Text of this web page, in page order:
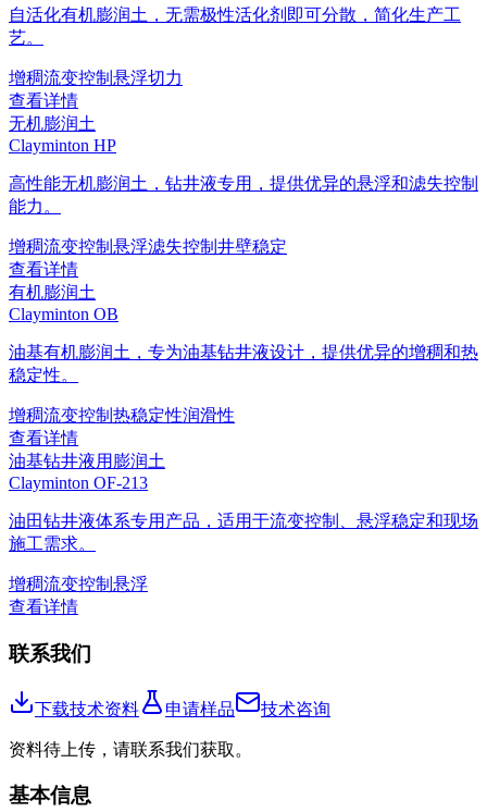
自活化有机膨润土，无需极性活化剂即可分散，简化生产工
艺。
增稠流变控制 悬浮切力
查看详情
无机膨润土
Clayminton HP
高性能无机膨润土，钻井液专用，提供优异的悬浮和滤失控制
能力。
增稠流变控制 悬浮滤失控制 井壁稳定
查看详情
有机膨润土
Clayminton OB
油基有机膨润土，专为油基钻井液设计，提供优异的增稠和热
稳定性。
增稠流变控制 热稳定性润滑性
查看详情
油基钻井液用膨润土
Clayminton OF-213
油田钻井液体系专用产品，适用于流变控制、悬浮稳定和现场
施工需求。
增稠流变控制 悬浮
查看详情
联系我们
下载技术资料 申请样品 技术咨询
资料待上传，请联系我们获取。
基本信息